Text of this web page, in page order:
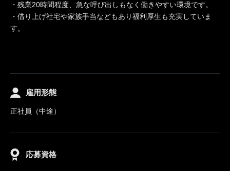
・残業20時間程度、急な呼び出しもなく働きやすい環境です。
・借り上げ社宅や家族手当などもあり福利厚生も充実していま
す。
雇用形態
正社員（中途）
応募資格